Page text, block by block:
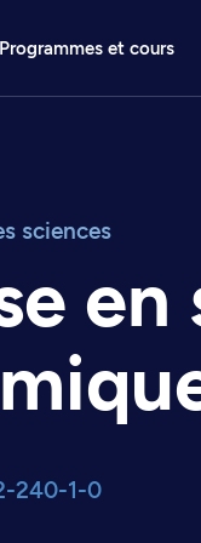
Programmes et cours
sciences
en
240-1-0